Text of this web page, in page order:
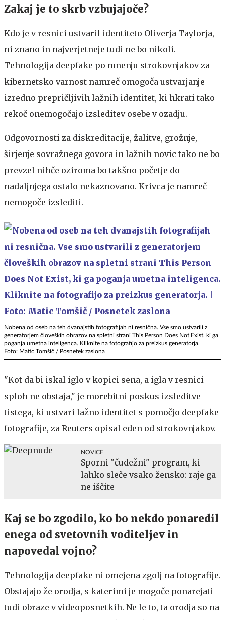
Zakaj je to skrb vzbujajoče?
Kdo je v resnici ustvaril identiteto Oliverja Taylorja,
ni znano in najverjetneje tudi ne bo nikoli.
Tehnologija deepfake po mnenju strokovnjakov za
kibernetsko varnost namreč omogoča ustvarjanje
izredno prepričljivih lažnih identitet, ki hkrati tako
rekoč onemogočajo izsleditev osebe v ozadju.
Odgovornosti za diskreditacije, žalitve, grožnje,
širjenje sovražnega govora in lažnih novic tako ne bo
prevzel nihče oziroma bo takšno početje do
nadaljnjega ostalo nekaznovano. Krivca je namreč
nemogoče izslediti.
Nobena od oseb na teh dvanajstih fotografijah ni resnična. Vse smo ustvarili z
generatorjem človeških obrazov na spletni strani This Person Does Not Exist, ki ga
poganja umetna inteligenca. Kliknite na fotografijo za preizkus generatorja.
Foto: Matic Tomšič / Posnetek zaslona
"Kot da bi iskal iglo v kopici sena, a igla v resnici
sploh ne obstaja," je morebitni poskus izsleditve
tistega, ki ustvari lažno identitet s pomočjo deepfake
fotografije, za Reuters opisal eden od strokovnjakov.
NOVICE
Sporni "čudežni" program, ki
lahko sleče vsako žensko: raje ga
ne iščite
Kaj se bo zgodilo, ko bo nekdo ponaredil
enega od svetovnih voditeljev in
napovedal vojno?
Tehnologija deepfake ni omejena zgolj na fotografije.
Obstajajo že orodja, s katerimi je mogoče ponarejati
tudi obraze v videoposnetkih. Ne le to, ta orodja so na